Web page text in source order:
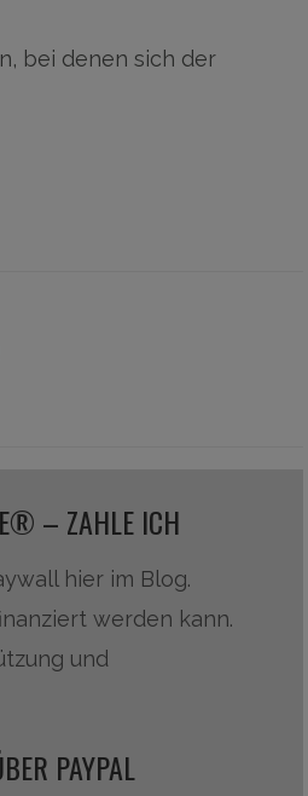
bei denen sich der
– ZAHLE ICH
hier im Blog.
werden kann.
und
PAYPAL